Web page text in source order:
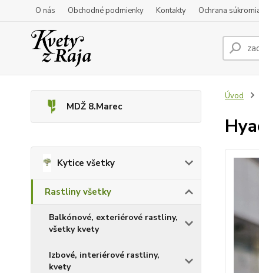
O nás Obchodné podmienky Kontakty Ochrana
MDŽ 8.Marec
Kytice všetky
Rastliny všetky
Balkónové, exteriérové rastliny,
všetky kvety
Izbové, interiérové rastliny,
kvety
Úvod